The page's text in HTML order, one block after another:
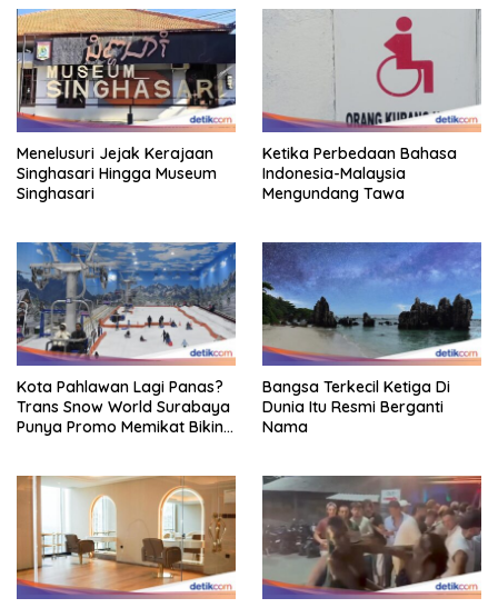
Menelusuri Jejak Kerajaan
Singhasari Hingga Museum
Singhasari
Ketika Perbedaan Bahasa
Indonesia-Malaysia
Mengundang Tawa
Kota Pahlawan Lagi Panas?
Trans Snow World Surabaya
Punya Promo Memikat Bikin
Bangsa Terkecil Ketiga Di
Dunia Itu Resmi Berganti
Nama